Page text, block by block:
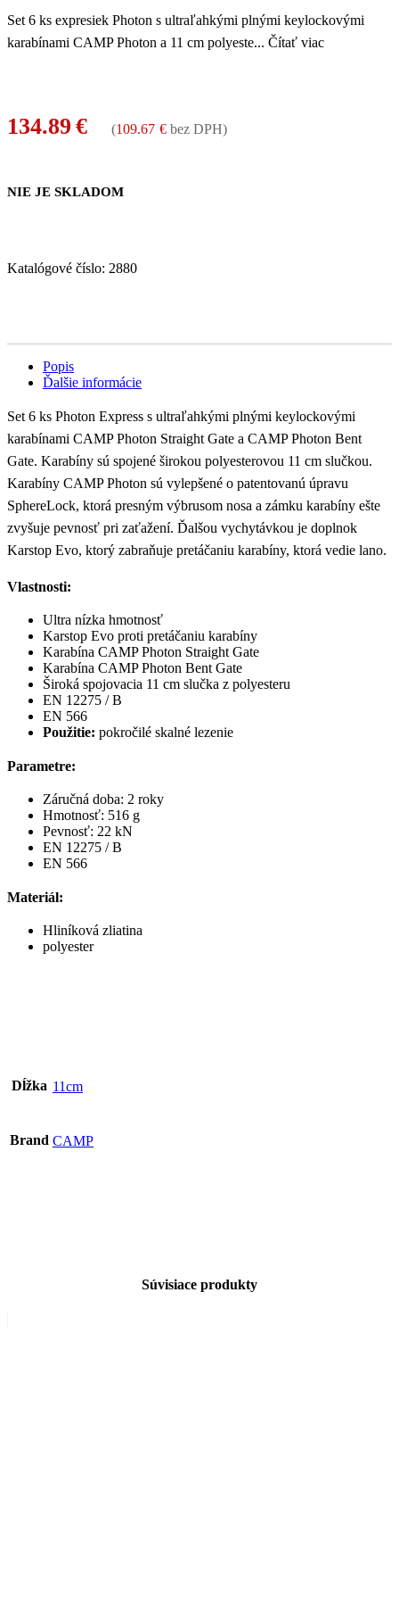
Set 6 ks expresiek Photon s ultraľahkými plnými keylockovými
karabínami CAMP Photon a 11 cm polyeste... Čítať viac
134.89 € (109.67 € bez DPH)
NIE JE SKLADOM
Katalógové číslo: 2880
Popis
Ďalšie informácie
Set 6 ks Photon Express s ultraľahkými plnými keylockovými
karabínami CAMP Photon Straight Gate a CAMP Photon Bent
Gate. Karabíny sú spojené širokou polyesterovou 11 cm slučkou.
Karabíny CAMP Photon sú vylepšené o patentovanú úpravu
SphereLock, ktorá presným výbrusom nosa a zámku karabíny ešte
zvyšuje pevnosť pri zaťažení. Ďalšou vychytávkou je doplnok
Karstop Evo, ktorý zabraňuje pretáčaniu karabíny, ktorá vedie lano.
Vlastnosti:
Ultra nízka hmotnosť
Karstop Evo proti pretáčaniu karabíny
Karabína CAMP Photon Straight Gate
Karabína CAMP Photon Bent Gate
Široká spojovacia 11 cm slučka z polyesteru
EN 12275 / B
EN 566
Použitie: pokročilé skalné lezenie
Parametre:
Záručná doba: 2 roky
Hmotnosť: 516 g
Pevnosť: 22 kN
EN 12275 / B
EN 566
Materiál:
Hliníková zliatina
polyester
Dĺžka 11cm
Brand CAMP
Súvisiace produkty